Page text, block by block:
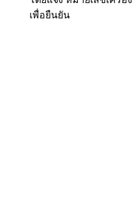
เพื่อยืนยัน